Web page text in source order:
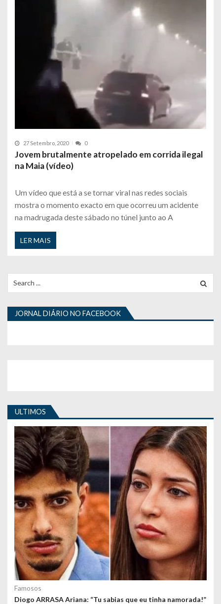
27 Setembro, 2020 0
Jovem brutalmente atropelado em corrida ilegal
na Maia (vídeo)
Um vídeo que está a se tornar viral nas redes sociais
mostra o momento exacto em que ocorreu um acidente
na madrugada deste sábado no túnel junto ao A
LER MAIS
for:
JORNAL DIÁRIO NO FACEBOOK
ULTIMOS
Famosos
Diogo ARRASA Ariana: “Tu sabias que eu tinha namorada!”